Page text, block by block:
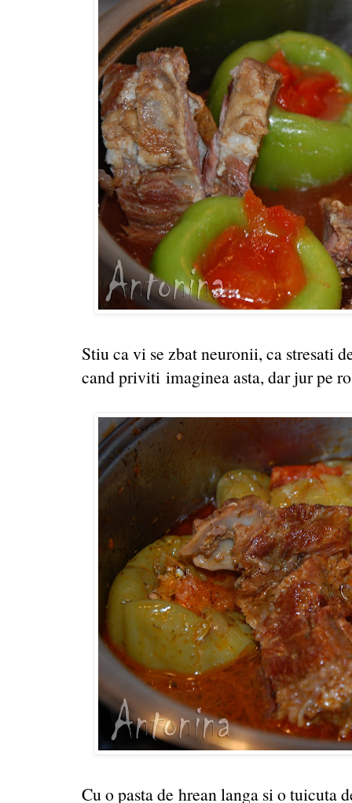
Stiu ca vi se zbat neuronii, ca stresati
cand priviti imaginea asta, dar jur pe
Cu o pasta de hrean langa si o tuicuta